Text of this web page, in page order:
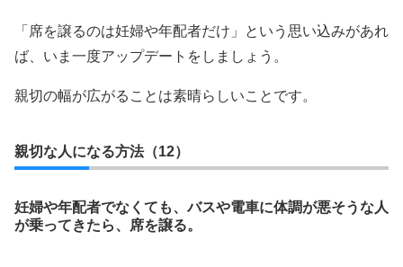
「席を譲るのは妊婦や年配者だけ」という思い込みがあれ
ば、いま一度アップデートをしましょう。
親切の幅が広がることは素晴らしいことです。
親切な人になる方法（12）
妊婦や年配者でなくても、バスや電車に体調が悪そうな人
が乗ってきたら、席を譲る。